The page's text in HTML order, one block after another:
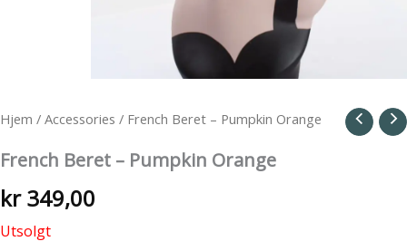
Hjem / Accessories / French Beret – Pumpkin Orange
French Beret – Pumpkin Orange
kr349,00
Utsolgt